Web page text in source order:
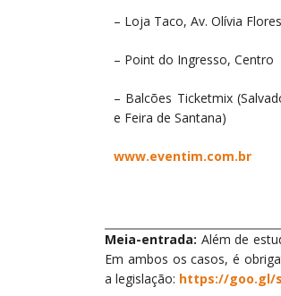
– Loja Taco, Av. Olívia Flores
– Point do Ingresso, Centro
– Balcões Ticketmix
e Feira de Santana)
www.eventim.com.br
Meia-entrada: Além de
Em ambos os casos, é
a legislação: https://goo.gl/